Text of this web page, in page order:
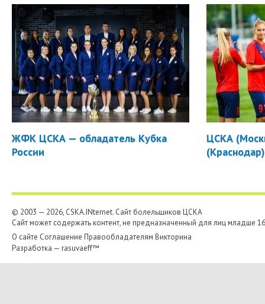
ЖФК ЦСКА — обладатель Кубка
России
ЦСКА
© 2003 — 2026, CSKA.INternet. Cайт болельщиков ЦСКА
Сайт может содержать контент, не предназначенный для лиц младше
О сайте Соглашение Правообладателям Викторина
Разработка — rasuvaeff™